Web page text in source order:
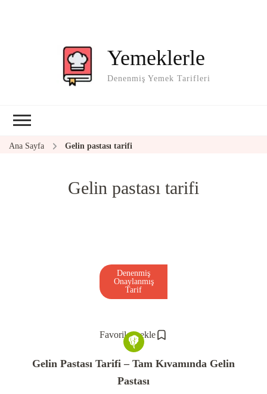
Yemeklerle
Denenmiş Yemek Tarifleri
Ana Sayfa Gelin pastası tarifi
Gelin pastası tarifi
Favorilere ekle
Denenmiş
Onaylanmış
Tarif
Gelin Pastası Tarifi – Tam Kıvamında Gelin
Pastası